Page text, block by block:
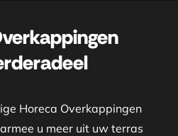
Horeca Overkappingen
u meer uit uw terras